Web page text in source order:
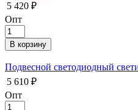
5 420 ₽
Опт
Подвесной светодиодный
5 610 ₽
Опт